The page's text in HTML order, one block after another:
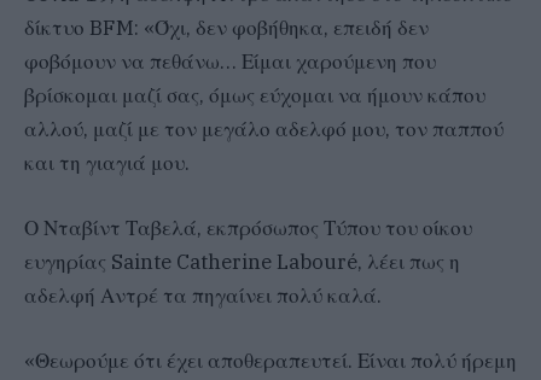
δίκτυο BFM: «Όχι, δεν φοβήθηκα, επειδή δεν
φοβόμουν να πεθάνω… Είμαι χαρούμενη που
βρίσκομαι μαζί σας, όμως εύχομαι να ήμουν κάπου
αλλού, μαζί με τον μεγάλο αδελφό μου, τον παππού
και τη γιαγιά μου.
Ο Νταβίντ Ταβελά, εκπρόσωπος Τύπου του οίκου
ευγηρίας Sainte Catherine Labouré, λέει πως η
αδελφή Αντρέ τα πηγαίνει πολύ καλά.
«Θεωρούμε ότι έχει αποθεραπευτεί. Είναι πολύ ήρεμη